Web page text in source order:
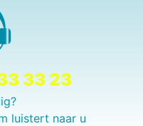
33 23
luistert naar u